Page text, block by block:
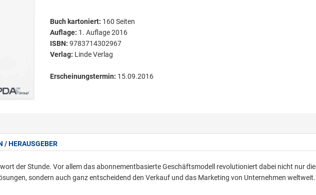
Buch kartoniert: 160 Seiten
Auflage: 1. Auflage 2016
ISBN: 9783714302967
Verlag: Linde Verlag
Erscheinungstermin: 15.09.2016
/ HERAUSGEBER
der Stunde. Vor allem das abonnementbasierte Geschäftsmodell revolutioniert dabei nicht nur die
sondern auch ganz entscheidend den Verkauf und das Marketing von Unternehmen weltweit.